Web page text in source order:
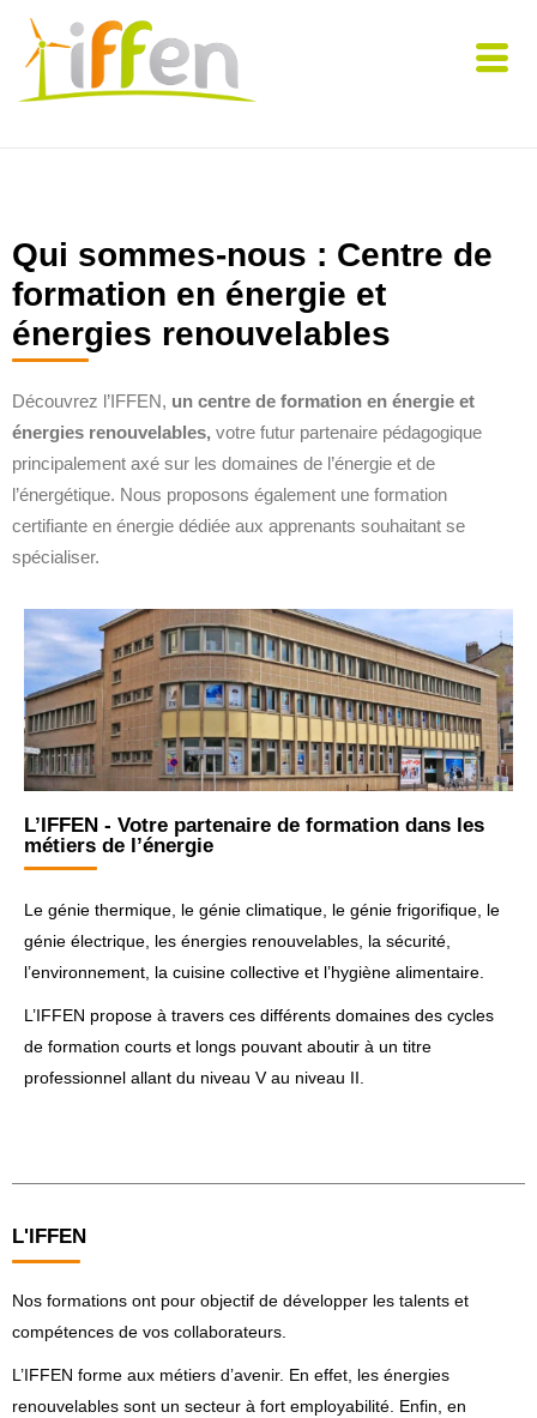
Qui sommes-nous : Centre de
formation en énergie et
énergies renouvelables
Découvrez l’IFFEN, un centre de formation en énergie et
énergies renouvelables, votre futur partenaire pédagogique
principalement axé sur les domaines de l’énergie et de
l’énergétique. Nous proposons également une formation
certifiante en énergie dédiée aux apprenants souhaitant se
spécialiser.
L’IFFEN - Votre partenaire de formation dans les
métiers de l’énergie
Le génie thermique, le génie climatique, le génie frigorifique, le
génie électrique, les énergies renouvelables, la sécurité,
l’environnement, la cuisine collective et l’hygiène alimentaire.
L’IFFEN propose à travers ces différents domaines des cycles
de formation courts et longs pouvant aboutir à un titre
professionnel allant du niveau V au niveau II.
L'IFFEN
Nos formations ont pour objectif de développer les talents et
compétences de vos collaborateurs.
L’IFFEN forme aux métiers d’avenir. En effet, les énergies
renouvelables sont un secteur à fort employabilité. Enfin, en